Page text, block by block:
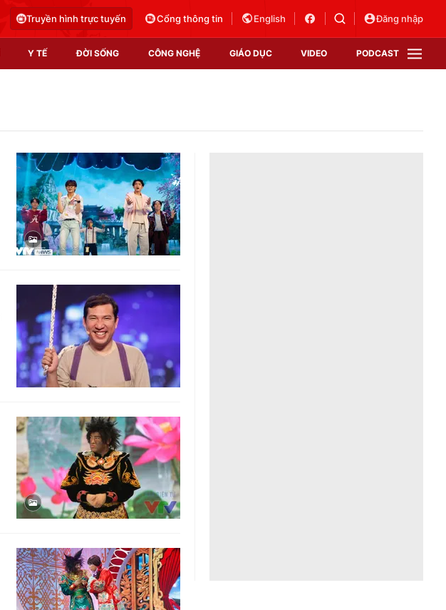
Truyền hình trực tuyến Cổng thông tin English Đăng nhập
Y TẾ ĐỜI SỐNG CÔNG NGHỆ GIÁO DỤC VIDEO PODCAST
Video
Shorts video
Podcast
EMagazine
Photo
Infographic
Góc ảnh
Công nghệ
Hitech Công nghệ tương lai
Sản phẩm
Thị trường
Tư vấn
VTV Sức khoẻ